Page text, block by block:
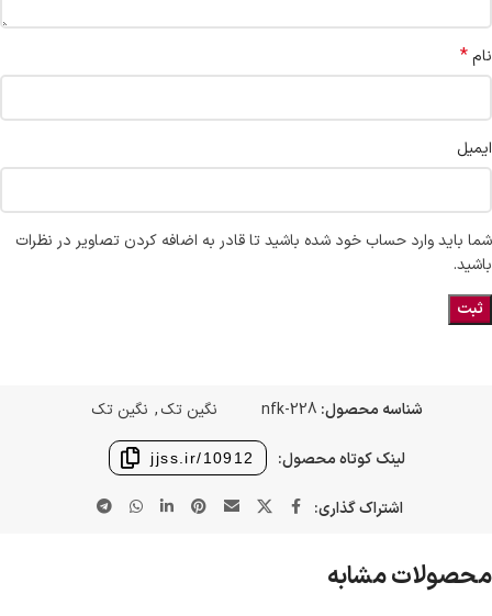
نام*
ایمیل
شما باید وارد حساب خود شده باشید تا قادر به اضافه کردن تصاویر در نظرات
باشید.
شناسه محصول: nfk-228 نگین تک, نگین تک
لینک کوتاه محصول: jjss.ir/10912
اشتراک گذاری:
محصولات مشابه